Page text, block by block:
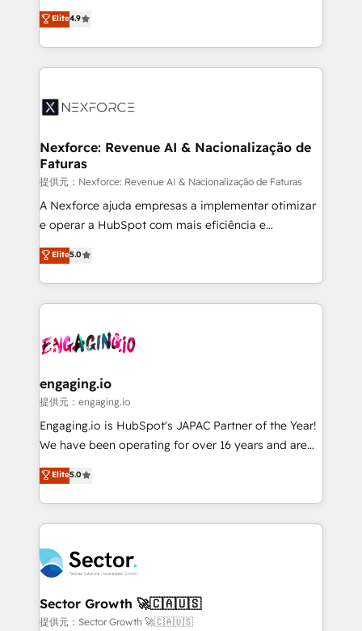
technical know-how and strategic guidance you
need to succeed.
Elite Partner. With 500+ projects across the U.S.,
Brazil, and LATAM, we combine global expertise with
regional experience. Today, we are Brazil’s largest
HubSpot Elite Partner—trusted by companies across
Implementation & Migration Onboarding across all
Station, Freshdesk, Intercom, and more. Custom
objects, automations, and integrations built for
growth. 🚀 AI-Driven GTM Orchestration Unify
HubSpot with LinkedIn, WhatsApp, email, paid
media, and AI voice to drive pipeline. 🤖 AI Custom
prospecting, follow-ups, service triage, and
knowledge retrieval—built in HubSpot. ⚡ Fast-Track
advanced optimization & adoption 📍 São Paulo, BR
• Des Moines, IA • New York, NY
Elite4.9
Nexforce: Revenue AI & Nacionalização de
Faturas
提供元：Nexforce: Revenue AI & Nacionalização de Faturas
A Nexforce ajuda empresas a implementar otimizar
e operar a HubSpot com mais eficiência e
previsibilidade de receita. Combinamos Revenue
Operations (RevOps) e Inteligência Artificial para
estruturar processos integrar sistemas organizar
dados e automatizar operações. O objetivo é
operacional de receita conectando equipes
Também somos distribuidores oficiais da HubSpot
e de mais de 150 softwares globais permitindo
contratar e pagar a HubSpot em reais com nota
fiscal no Brasil e gerar economia de até 50% na
Oferecemos ainda agentes de IA especializados em
HubSpot que automatizam tarefas executam rotinas
empresas em 13 países utilizam a Nexforce. Somos
a maior parceira da HubSpot na América Latina e
líder no ranking global de sucesso do cliente da
HubSpot.
Elite5.0
engaging.io
提供元：engaging.io
Engaging.io is HubSpot's JAPAC Partner of the Year!
We have been operating for over 16 years and are
one of HubSpot's most experienced and technically
capable Agency Partners globally. We specialise in
complex CRM migrations, implementations,
integrations, custom CMS portal development,
businesses. Our teams are based in North America
and APAC. We are HubSpot's top-ranked Advanced
Implementation Certified Partner and we contribute
to their advisory council. We strive to do 'good work
Elite5.0
Sector Growth 🚀🇨🇦🇺🇸
提供元：Sector Growth 🚀🇨🇦🇺🇸